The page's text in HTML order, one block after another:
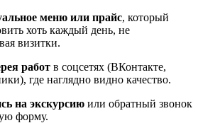
меню или прайс, который
хоть каждый день, не
визитки.
работ в соцсетях (ВКонтакте,
где наглядно видно качество.
на экскурсию или обратный звонок
форму.